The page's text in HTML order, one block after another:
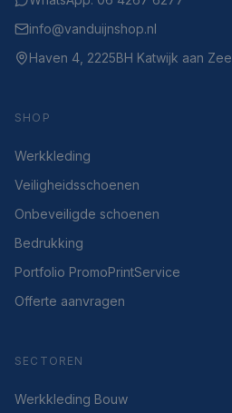
info@vanduijnshop.nl
Haven 4, 2225BH Katwijk aan Zee
SHOP
Werkkleding
Veiligheidsschoenen
Onbeveiligde schoenen
Bedrukking
Portfolio PromoPrintService
Offerte aanvragen
SECTOREN
Werkkleding Bouw